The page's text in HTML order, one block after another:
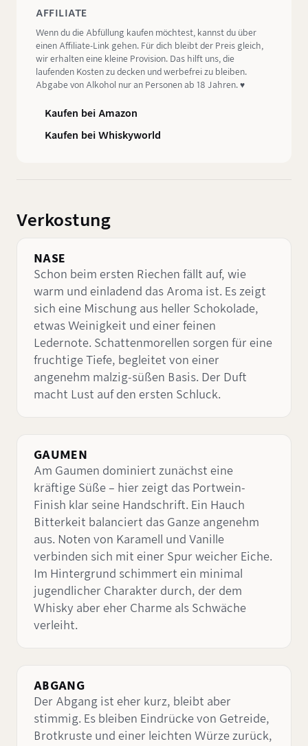
AFFILIATE
Wenn du die Abfüllung kaufen möchtest, kannst du über
einen Affiliate-Link gehen. Für dich bleibt der Preis gleich,
wir erhalten eine kleine Provision. Das hilft uns, die
laufenden Kosten zu decken und werbefrei zu bleiben.
Abgabe von Alkohol nur an Personen ab 18 Jahren. ♥️
Kaufen bei Amazon
Kaufen bei Whiskyworld
Verkostung
NASE
Schon beim ersten Riechen fällt auf, wie
warm und einladend das Aroma ist. Es zeigt
sich eine Mischung aus heller Schokolade,
etwas Weinigkeit und einer feinen
Ledernote. Schattenmorellen sorgen für eine
fruchtige Tiefe, begleitet von einer
angenehm malzig-süßen Basis. Der Duft
macht Lust auf den ersten Schluck.
GAUMEN
Am Gaumen dominiert zunächst eine
kräftige Süße – hier zeigt das Portwein-
Finish klar seine Handschrift. Ein Hauch
Bitterkeit balanciert das Ganze angenehm
aus. Noten von Karamell und Vanille
verbinden sich mit einer Spur weicher Eiche.
Im Hintergrund schimmert ein minimal
jugendlicher Charakter durch, der dem
Whisky aber eher Charme als Schwäche
verleiht.
ABGANG
Der Abgang ist eher kurz, bleibt aber
stimmig. Es bleiben Eindrücke von Getreide,
Brotkruste und einer leichten Würze zurück,